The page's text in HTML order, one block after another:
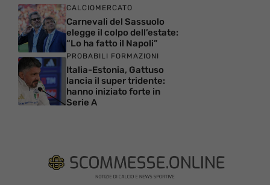
CALCIOMERCATO
Carnevali del Sassuolo
elegge il colpo dell’estate:
“Lo ha fatto il Napoli”
PROBABILI FORMAZIONI
Italia-Estonia, Gattuso
lancia il super tridente:
hanno iniziato forte in
Serie A